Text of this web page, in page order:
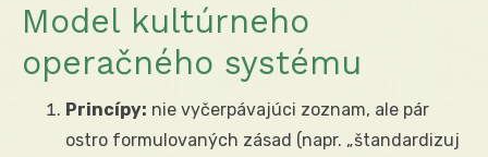
Model kultúrneho
operačného systému
Princípy: nie vyčerpávajúci zoznam, ale pár
ostro formulovaných zásad (napr. „štandardizuj